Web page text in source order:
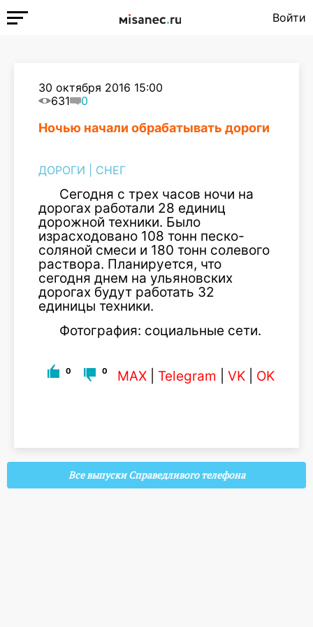
Войти
30 октября 2016 15:00
631
0
Ночью начали обрабатывать дороги
ДОРОГИ СНЕГ
Сегодня с трех часов ночи на
дорогах работали 28 единиц
дорожной техники. Было
израсходовано 108 тонн песко-
соляной смеси и 180 тонн солевого
раствора. Планируется, что
сегодня днем на ульяновских
дорогах будут работать 32
единицы техники.
Фотография: социальные сети.
0 0 MAX Telegram VK OK
Все выпуски Справедливого телефона